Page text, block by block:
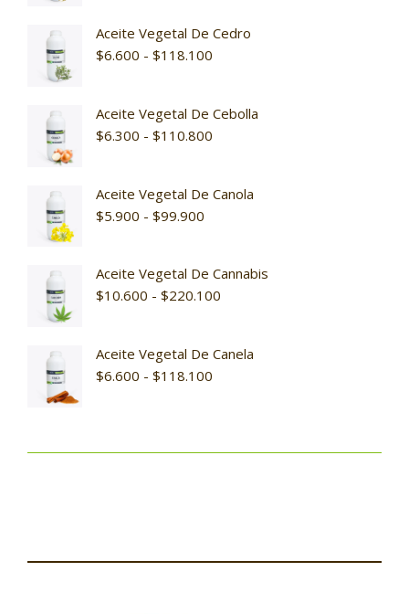
Aceite Vegetal De Cedro
$6.600 - $118.100
Aceite Vegetal De Cebolla
$6.300 - $110.800
Aceite Vegetal De Canola
$5.900 - $99.900
Aceite Vegetal De Cannabis
$10.600 - $220.100
Aceite Vegetal De Canela
$6.600 - $118.100